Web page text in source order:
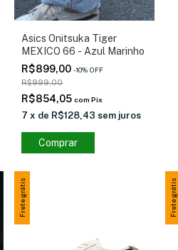
Asics Onitsuka Tiger
MEXICO 66 - Azul Marinho
R$899,00-10%OFF
R$999,00
R$854,05com Pix
7 x de R$128,43 sem juros
Comprar
Frete grátis Frete grátis